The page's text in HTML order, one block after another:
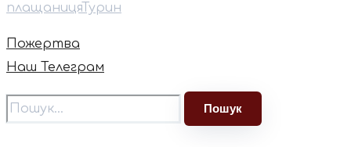
плащаницяТурин
Пожертва
Наш Телеграм